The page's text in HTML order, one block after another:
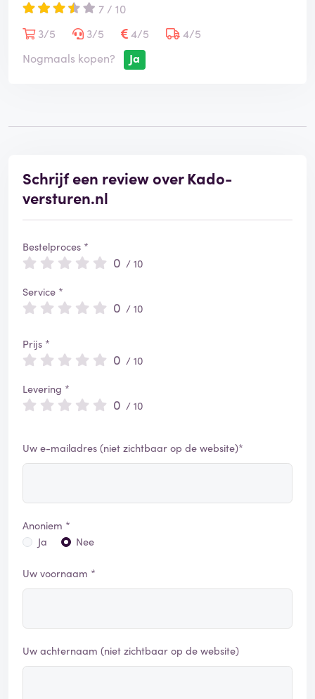
7 / 10
3/5
3/5 4/5
4/5
Nogmaals kopen?
Ja
Schrijf een review over Kado-
versturen.nl
Bestelproces *
0 / 10
Service *
0 / 10
Prijs *
0 / 10
Levering *
0 / 10
Uw e-mailadres (niet zichtbaar op de website)*
Anoniem *
Ja
Nee
Uw voornaam *
Uw achternaam (niet zichtbaar op de website)